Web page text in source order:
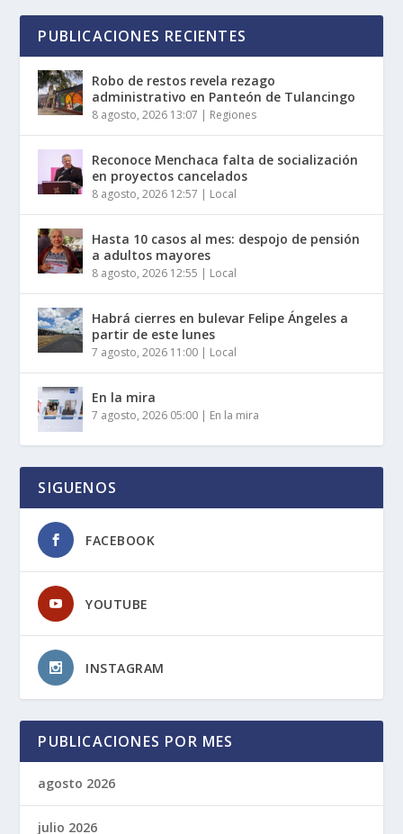
PUBLICACIONES RECIENTES
Robo de restos revela rezago
administrativo en Panteón de Tulancingo
8 agosto, 2026 13:07 | Regiones
Reconoce Menchaca falta de socialización
en proyectos cancelados
8 agosto, 2026 12:57 | Local
Hasta 10 casos al mes: despojo de pensión
a adultos mayores
8 agosto, 2026 12:55 | Local
Habrá cierres en bulevar Felipe Ángeles a
partir de este lunes
7 agosto, 2026 11:00 | Local
En la mira
7 agosto, 2026 05:00 | En la mira
SIGUENOS
FACEBOOK
YOUTUBE
INSTAGRAM
PUBLICACIONES POR MES
agosto 2026
julio 2026